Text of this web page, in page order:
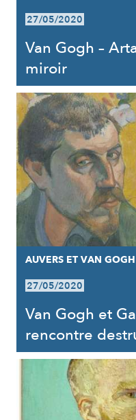
27/05/2020
Van Gogh –
miroir
AUVERS ET VAN GOGH
27/05/2020
Van Gogh et
rencontre